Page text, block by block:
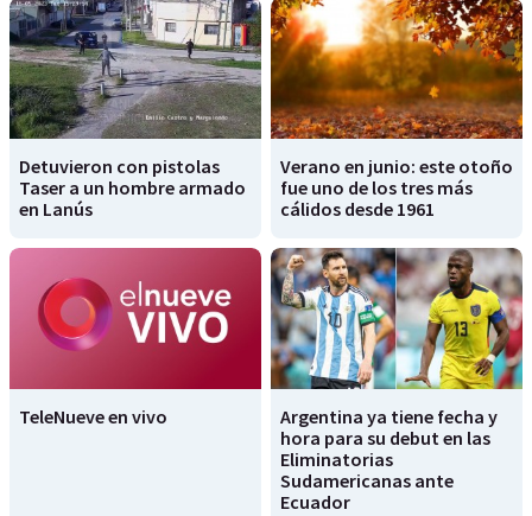
Detuvieron con pistolas
Taser a un hombre armado
en Lanús
Verano en junio: este otoño
fue uno de los tres más
cálidos desde 1961
TeleNueve en vivo
Argentina ya tiene fecha y
hora para su debut en las
Eliminatorias
Sudamericanas ante
Ecuador